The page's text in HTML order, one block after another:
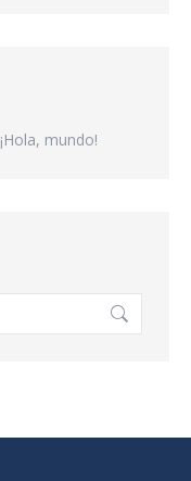
¡Hola, mundo!